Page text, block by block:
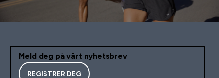
Meld deg på vårt nyhetsbrev
REGISTRER DEG